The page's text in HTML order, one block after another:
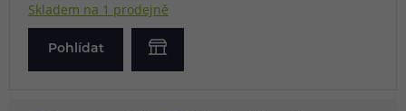
Skladem na 1 prodejně
Pohlídat